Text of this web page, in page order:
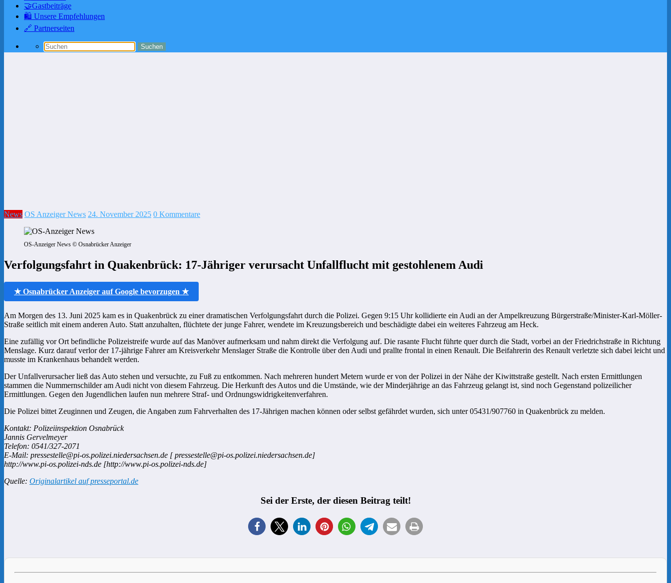
🤝Gastbeiträge
🛍️ Unsere Empfehlungen
🔗 Partnerseiten
News OS Anzeiger News 24. November 2025 0 Kommentare
OS-Anzeiger News © Osnabrücker Anzeiger
Verfolgungsfahrt in Quakenbrück: 17-Jähriger verursacht Unfallflucht mit gestohlenem Audi
★ Osnabrücker Anzeiger auf Google bevorzugen ★
Am Morgen des 13. Juni 2025 kam es in Quakenbrück zu einer dramatischen Verfolgungsfahrt durch die Polizei. Gegen 9:15 Uhr kollidierte ein Audi an der Ampelkreuzung Bürgerstraße/Minister-Karl-Möller-
Straße seitlich mit einem anderen Auto. Statt anzuhalten, flüchtete der junge Fahrer, wendete im Kreuzungsbereich und beschädigte dabei ein weiteres Fahrzeug am Heck.
Eine zufällig vor Ort befindliche Polizeistreife wurde auf das Manöver aufmerksam und nahm direkt die Verfolgung auf. Die rasante Flucht führte quer durch die Stadt, vorbei an der Friedrichstraße in Richtung
Menslage. Kurz darauf verlor der 17-jährige Fahrer am Kreisverkehr Menslager Straße die Kontrolle über den Audi und prallte frontal in einen Renault. Die Beifahrerin des Renault verletzte sich dabei leicht und
musste im Krankenhaus behandelt werden.
Der Unfallverursacher ließ das Auto stehen und versuchte, zu Fuß zu entkommen. Nach mehreren hundert Metern wurde er von der Polizei in der Nähe der Kiwittstraße gestellt. Nach ersten Ermittlungen
stammen die Nummernschilder am Audi nicht von diesem Fahrzeug. Die Herkunft des Autos und die Umstände, wie der Minderjährige an das Fahrzeug gelangt ist, sind noch Gegenstand polizeilicher
Ermittlungen. Gegen den Jugendlichen laufen nun mehrere Straf- und Ordnungswidrigkeitenverfahren.
Die Polizei bittet Zeuginnen und Zeugen, die Angaben zum Fahrverhalten des 17-Jährigen machen können oder selbst gefährdet wurden, sich unter 05431/907760 in Quakenbrück zu melden.
Kontakt: Polizeiinspektion Osnabrück
Jannis Gervelmeyer
Telefon: 0541/327-2071
E-Mail: pressestelle@pi-os.polizei.niedersachsen.de [ pressestelle@pi-os.polizei.niedersachsen.de]
http://www.pi-os.polizei-nds.de [http://www.pi-os.polizei-nds.de]
Quelle: Originalartikel auf presseportal.de
Sei der Erste, der diesen Beitrag teilt!